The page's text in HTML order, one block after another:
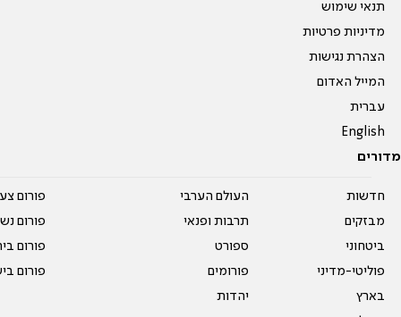
תנאי שימוש
מדיניות פרטיות
הצהרת נגישות
המייל האדום
עברית
English
מדורים
חדשות
מבזקים
ביטחוני
פוליטי-מדיני
בארץ
העולם הערבי
תרבות ופנאי
ספורט
פורומים
יהדות
פורום
פורום
פורום
פורום